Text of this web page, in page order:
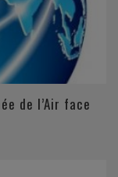
de l’Air face